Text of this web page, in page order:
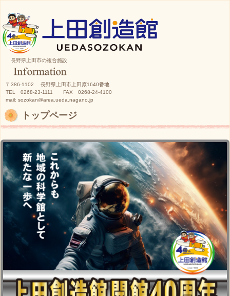
長野県上田市の複合施設
〒386-1102 長野県上田市上田原1640番地
TEL 0268-23-1111 FAX 0268-24-4100
mail: sozokan@area.ueda.nagano.jp
トップページ